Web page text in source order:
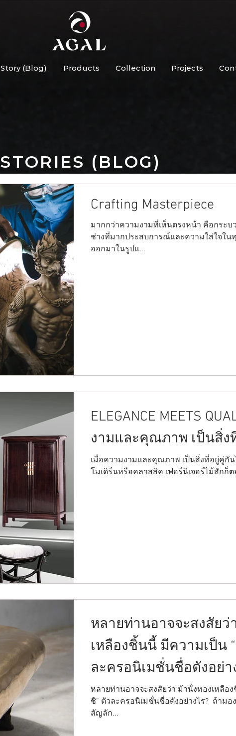
Story (Blog) Products Collection Projects
STORIES (BLOG)
Crafting Masterpiece
มากกว่าความงามที่เห็นตรงหน้า คือกระบ
ช่างที่มากประสบการณ์และความใส่ใจใน
ออกมาในรูปแ...
ELEGANCE MEETS
งามและคุณภาพ เป็นสิ่ง
เมื่อความงามและคุณภาพ เป็นสิ่งที่อยู่คู่กัน
โมเดิร์นหรือคลาสสิค เฟอร์นิเจอร์ไม้สักก็
หลายท่านอาจจะสงสัยว่
เหลืองชิ้นนี้ มีความเป็น
ละครอนิเมชั่นชื่อดังอย่า
หลายท่านอาจจะสงสัยว่า ม้านั่งทองเหลือ
ชิ” ตัวละครอนิเมชั่นชื่อดังอย่างไร? ​ ถ้าม
สัญลัก...